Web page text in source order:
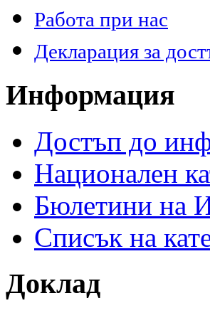
Работа при нас
Декларация за
Информация
Достъп до
Национален
Бюлетини на
Списък на
Доклад